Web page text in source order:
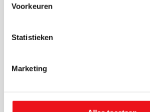
Voorkeuren
Statistieken
Marketing
onderhoudswerkplaatsen waarderen
borstel combinaties. Zoek je een
een solide basis met een lage total